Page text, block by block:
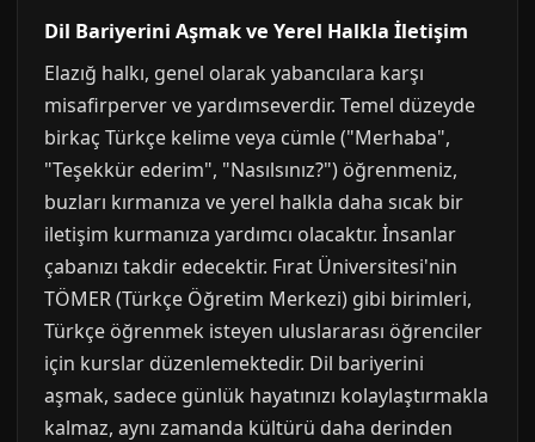
Dil Bariyerini Aşmak ve Yerel Halkla İletişim
Elazığ halkı, genel olarak yabancılara karşı
misafirperver ve yardımseverdir. Temel düzeyde
birkaç Türkçe kelime veya cümle ("Merhaba",
"Teşekkür ederim", "Nasılsınız?") öğrenmeniz,
buzları kırmanıza ve yerel halkla daha sıcak bir
iletişim kurmanıza yardımcı olacaktır. İnsanlar
çabanızı takdir edecektir. Fırat Üniversitesi'nin
TÖMER (Türkçe Öğretim Merkezi) gibi birimleri,
Türkçe öğrenmek isteyen uluslararası öğrenciler
için kurslar düzenlemektedir. Dil bariyerini
aşmak, sadece günlük hayatınızı kolaylaştırmakla
kalmaz, aynı zamanda kültürü daha derinden